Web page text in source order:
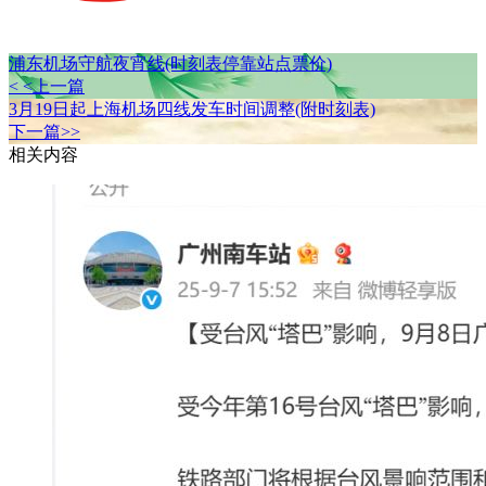
浦东机场守航夜宵线(时刻表停靠站点票价)
< <上一篇
3月19日起上海机场四线发车时间调整(附时刻表)
下一篇>>
相关内容